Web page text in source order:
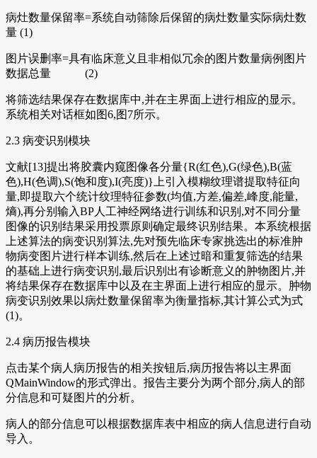
病灶数量保留率=系统自动筛除后保留的病灶数量实际病灶数
量 (1)
图片误删率=具有临床意义 且 非相似冗余的图 片数量病例 图 片
数据总量 (2)
将筛选结果保存在数据库中,并在主界面上进行相应的显示。
系统相关对话框如图6,图7所示。
2.3 病变识别模块
文献[13]提出将胶囊内窥图像各分量{R(红色),G(绿色),B(蓝
色),H(色调),S(饱和度),I(亮度)}上引入模糊纹理谱提取特征向
量,即提取六个统计纹理特征参数(均值,方差,偏差,峰度,能量,
熵),再分别输入BP人工神经网络进行训练和识别,对不同分量
图像的识别结果采用投票原则确定最终识别结果。本系统根据
上述算法的病变识别算法,先对预先临床专家挑选出的标准肿
物病变图片进行样本训练,然后在上述过暗和重复筛选的结果
的基础上进行病变识别,最后识别出有诊断意义的肿物图片,并
将结果保存在数据库中以及在主界面上进行相应的显示。肿物
病变识别效果以病灶数量保留率为衡量指标,其计算公式为式
(1)。
2.4 病历报告模块
点击某个病人病历报告的相关按钮后,病历报告将以主界面
QMainWindow的形式弹出。报告主要分为两个部分,病人的部
分信息和可疑图片的分析。
病人的部分信息可以根据数据库表中相应的病人信息进行自动
导入。